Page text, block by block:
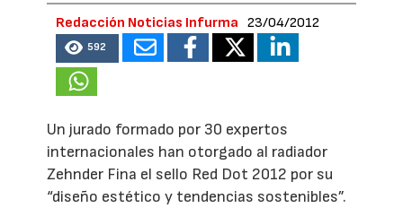
Redacción Noticias Infurma 23/04/2012
592
Un jurado formado por 30 expertos
internacionales han otorgado al radiador
Zehnder Fina el sello Red Dot 2012 por su
“diseño estético y tendencias sostenibles”.